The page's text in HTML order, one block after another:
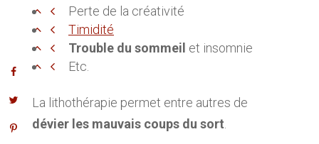
Perte de la créativité
Timidité
Trouble du sommeil et insomnie
Etc.
La lithothérapie permet entre autres de
dévier les mauvais coups du sort.